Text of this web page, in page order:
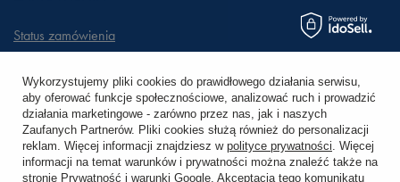
Status zamówienia
Chcę zareklamować produkt
Chcę zwrócić produkt
Wykorzystujemy pliki cookies do prawidłowego działania serwisu,
aby oferować funkcje społecznościowe, analizować ruch i prowadzić
działania marketingowe - zarówno przez nas, jak i naszych
Zaufanych Partnerów. Pliki cookies służą również do personalizacji
reklam. Więcej informacji znajdziesz w polityce prywatności. Więcej
informacji na temat warunków i prywatności można znaleźć także na
stronie Prywatność i warunki Google. Akceptacja tego komunikatu